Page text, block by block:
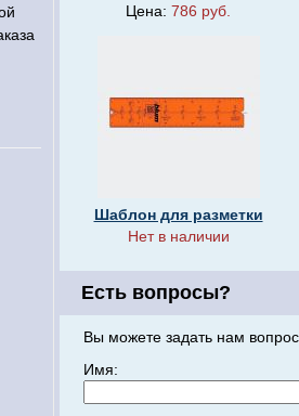
Цена: 786 руб.
Шаблон для разметки
Нет в наличии
Есть вопросы?
Вы можете задать нам
Имя: